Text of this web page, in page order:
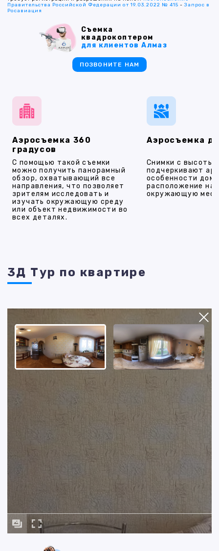
Аэросъемка 360
градусов
С помощью такой съемки
можно получить панорамный
обзор, охватывающий все
направления, что позволяет
зрителям исследовать и
изучать окружающую среду
или объект недвижимости во
всех деталях.
Аэросъемка
Снимки с высоты
подчеркивают
особенности
расположение на
окружающую
Правительства Российской Федерации от 19.03.2022 № 415 -Запрос в
Росавиация
Съемка
квадрокоптером
для клиентов Алмаз
ПОЗВОНИТЕ НАМ
3Д Тур по квартире